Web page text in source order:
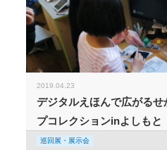
2019.04.23
デジタルえほんで広がるせ
プコレクションinよしもと
巡回展・展示会